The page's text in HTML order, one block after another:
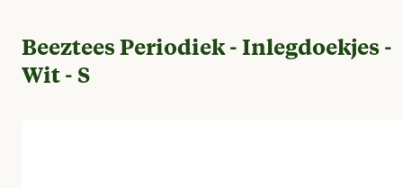
Beeztees Periodiek - Inlegdoekjes -
Wit - S